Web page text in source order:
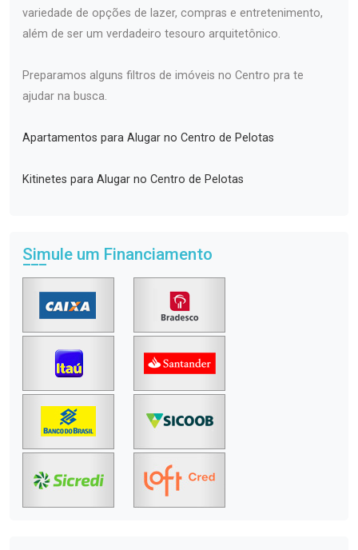
variedade de opções de lazer, compras e entretenimento,
além de ser um verdadeiro tesouro arquitetônico.
Preparamos alguns filtros de imóveis no Centro pra te
ajudar na busca.
Apartamentos para Alugar no Centro de Pelotas
Kitinetes para Alugar no Centro de Pelotas
Simule um Financiamento